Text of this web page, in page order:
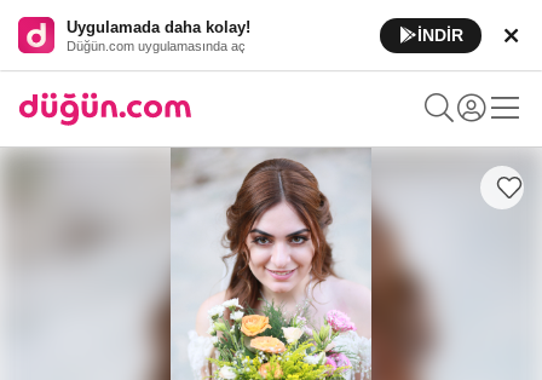
Uygulamada daha kolay!
Düğün.com uygulamasında aç
İNDİR